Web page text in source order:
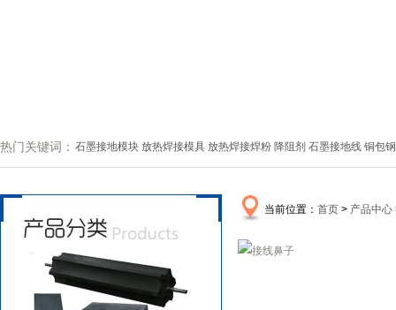
热门关键词： 石墨接地模块 放热焊接模具 放热焊接焊粉 降阻剂 石墨接地线 铜包
当前位置： 首页 > 产品中心